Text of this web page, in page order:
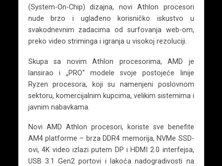
(System-On-Chip) dizajna, novi Athlon procesori
nude brzo i uglađeno korisničko iskustvo u
svakodnevnim zadacima od surfovanja web-om,
preko video striminga i igranja u visokoj rezoluciji.
Skupa sa novim Athlon procesorima, AMD je
lansirao i „PRO“ modele svoje postojeće linije
Ryzen procesora, koji su namenjeni poslovnom
sektoru, komercijalnim kupcima, velikim sistemima i
javnim nabavkama.
Novi AMD Athlon procesori, koriste sve benefite
AM4 platforme – brza DDR4 memorija, NVMe SSD-
ovi, 4K video izlazi putem DP i HDMI 2.0 interfejsa,
USB 3.1 Gen2 portovi i lakoća nadogradivosti na